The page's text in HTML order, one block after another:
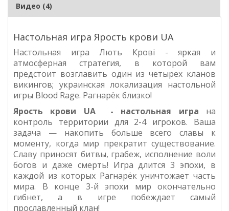
Видео (4)
Настольная игра Ярость крови UA
Настольная игра Лють Крові - яркая и
атмосферная стратегия, в которой вам
предстоит возглавить один из четырех кланов
викингов; украинская локализация настольной
игры Blood Rage. Рагнарёк близко!
Ярость крови UA
- настольная игра на
контроль территории для 2-4 игроков. Ваша
задача — накопить больше всего славы к
моменту, когда мир прекратит существование.
Славу приносят битвы, грабеж, исполнение воли
богов и даже смерть! Игра длится 3 эпохи, в
каждой из которых Рагнарёк уничтожает часть
мира. В конце 3-й эпохи мир окончательно
гибнет, а в игре побеждает самый
прославленный клан!